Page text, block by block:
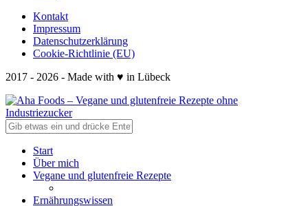
Kontakt
Impressum
Datenschutzerklärung
Cookie-Richtlinie (EU)
2017 - 2026 - Made with ♥ in Lübeck
Start
Über mich
Vegane und glutenfreie Rezepte
Ernährungswissen